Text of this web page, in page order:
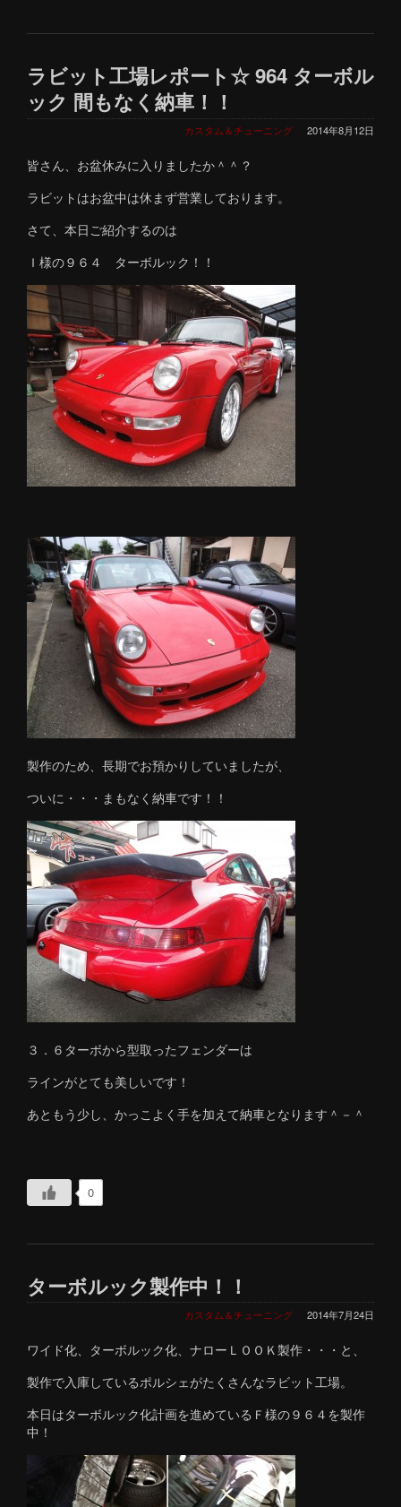
ラビット工場レポート☆ 964 ターボル
ック 間もなく納車！！
2014年8月12日
カスタム＆チューニング
皆さん、お盆休みに入りましたか＾＾？
ラビットはお盆中は休まず営業しております。
さて、本日ご紹介するのは
Ｉ様の９６４ ターボルック！！
製作のため、長期でお預かりしていましたが、
ついに・・・まもなく納車です！！
３．６ターボから型取ったフェンダーは
ラインがとても美しいです！
あともう少し、かっこよく手を加えて納車となります＾－＾
0
ターボルック製作中！！
2014年7月24日
カスタム＆チューニング
ワイド化、ターボルック化、ナローＬＯＯＫ製作・・・と、
製作で入庫しているポルシェがたくさんなラビット工場。
本日はターボルック化計画を進めているＦ様の９６４を製作
中！